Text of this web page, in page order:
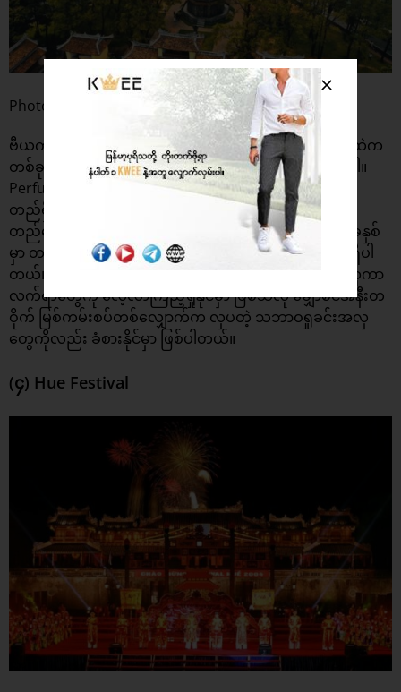
Photo : Eviva Tour
ဗီယက်နမ် နိုင်ငံအတွင်းက လူသိများထင်ရှားတဲ့ ဘုရားတွေထဲက
တစ်ခုမှာ Thien Mu Pagoda လို့ခေါ်တဲ့ Thien Mu ဘုရားပါ။
Perfume မြစ်ကမ်းတစ်လျှောက်က တောင်ကုန်းမြင့်ပေါ်မှာ
တည်ရှိပြီး အမြင့်ပေ ၂၁ မီတာရှိတဲ့ မျှော်စင်ကြီးနဲ့အတူ
တည်ဆောက်ထားပါတယ်။ Thien Mu Pagoda ကို ၁၈၄၄ ခုနှစ်
မှာ တည်ဆောက်ခဲ့တာဖြစ်ပြီး အရပ်ရှစ်မျက်နှာနဲ့ ခုနစ်ထပ်ရှိပါ
တယ်။ Thien Mu Pagoda မှာရှိတဲ့ အံ့ဖွယ် ရှေးဟောင်း ဗိသုကာ
လက်ရာတွေကို လေ့လာကြည့်ရှုနိုင်မှာ ဖြစ်သလို မျှော်စင်အနီးတ
ဝိုက် မြစ်ကမ်းစပ်တစ်လျှောက်က လှပတဲ့ သဘာဝရှုခင်းအလှ
တွေကိုလည်း ခံစားနိုင်မှာ ဖြစ်ပါတယ်။
(၄) Hue Festival